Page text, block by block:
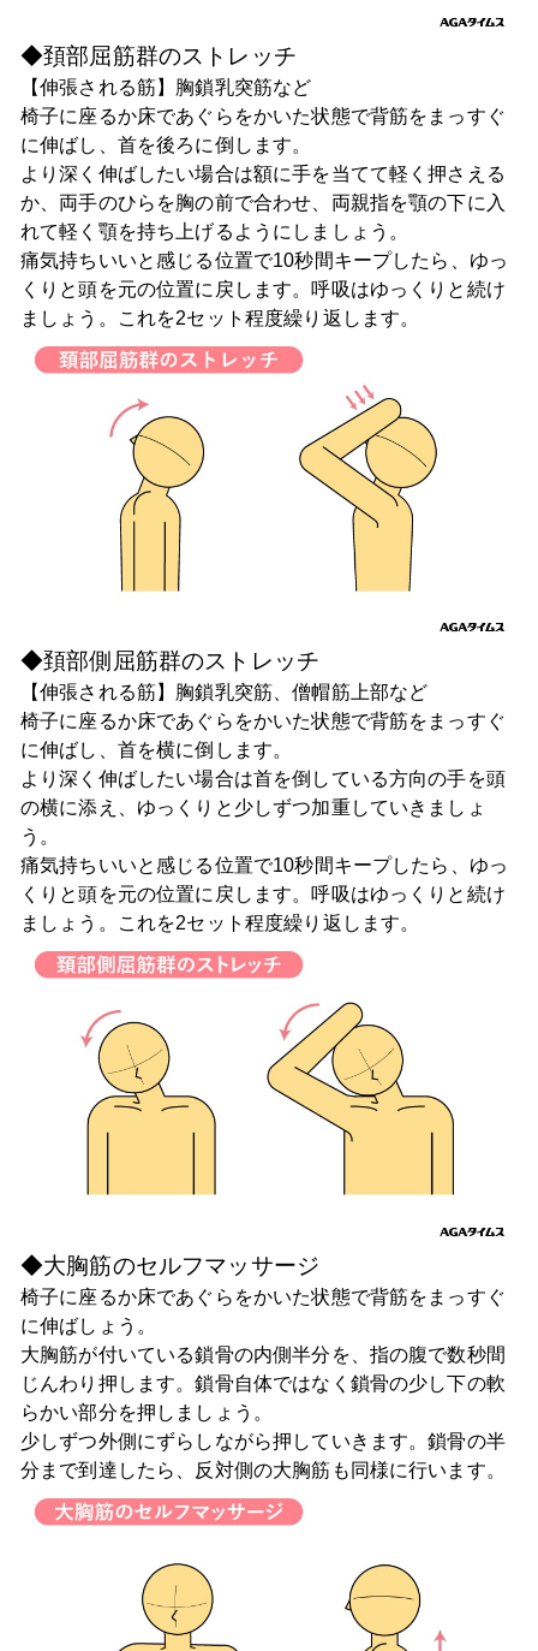
◆頚部屈筋群のストレッチ
【伸張される筋】胸鎖乳突筋など
椅子に座るか床であぐらをかいた状態で背筋をまっすぐ
に伸ばし、首を後ろに倒します。
より深く伸ばしたい場合は額に手を当てて軽く押さえる
か、両手のひらを胸の前で合わせ、両親指を顎の下に入
れて軽く顎を持ち上げるようにしましょう。
痛気持ちいいと感じる位置で10秒間キープしたら、ゆっ
くりと頭を元の位置に戻します。呼吸はゆっくりと続け
ましょう。これを2セット程度繰り返します。
◆頚部側屈筋群のストレッチ
【伸張される筋】胸鎖乳突筋、僧帽筋上部など
椅子に座るか床であぐらをかいた状態で背筋をまっすぐ
に伸ばし、首を横に倒します。
より深く伸ばしたい場合は首を倒している方向の手を頭
の横に添え、ゆっくりと少しずつ加重していきましょ
う。
痛気持ちいいと感じる位置で10秒間キープしたら、ゆっ
くりと頭を元の位置に戻します。呼吸はゆっくりと続け
ましょう。これを2セット程度繰り返します。
◆大胸筋のセルフマッサージ
椅子に座るか床であぐらをかいた状態で背筋をまっすぐ
に伸ばしょう。
大胸筋が付いている鎖骨の内側半分を、指の腹で数秒間
じんわり押します。鎖骨自体ではなく鎖骨の少し下の軟
らかい部分を押しましょう。
少しずつ外側にずらしながら押していきます。鎖骨の半
分まで到達したら、反対側の大胸筋も同様に行います。